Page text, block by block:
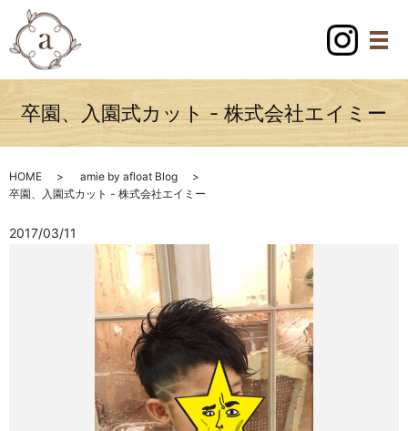
卒園、入園式カット - 株式会社エイミー
HOME
amie by afloat Blog
卒園、入園式カット - 株式会社エイミー
2017/03/11